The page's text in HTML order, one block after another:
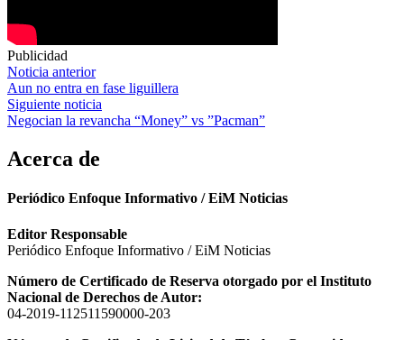
Publicidad
Navegación
de
entradas
Noticia anterior
Aun no entra en fase liguillera
Siguiente noticia
Negocian la revancha “Money” vs ”Pacman”
Acerca de
Periódico Enfoque Informativo / EiM Noticias
Editor Responsable
Periódico Enfoque Informativo / EiM Noticias
Número de Certificado de Reserva otorgado por el Instituto
Nacional de Derechos de Autor:
04-2019-112511590000-203